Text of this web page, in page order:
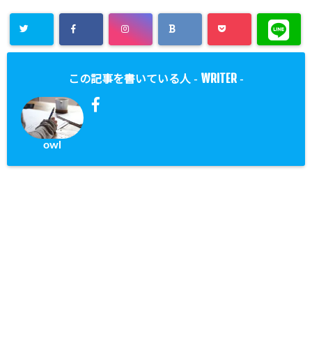
この記事を書いている人 - WRITER -
owl